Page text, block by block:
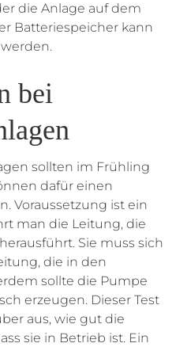
die Anlage auf dem
Batteriespeicher kann
bei
sollten im Frühling
dafür einen
Voraussetzung ist ein
man die Leitung, die
Sie muss sich
die in den
sollte die Pumpe
erzeugen. Dieser Test
aus, wie gut die
sie in Betrieb ist. Ein